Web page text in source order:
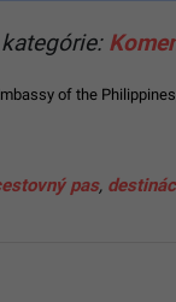
of the Philippines
pas,